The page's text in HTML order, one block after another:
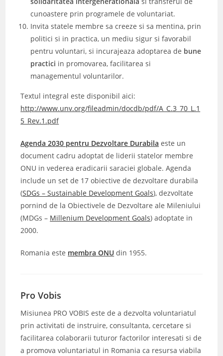
cunoastere prin programele de voluntariat.
Invita statele membre sa creeze si sa mentina, prin
politici si in practica, un mediu sigur si favorabil
pentru voluntari, si incurajeaza adoptarea de bune
practici in promovarea, facilitarea si
managementul voluntarilor.
Textul integral este disponibil aici:
http://www.unv.org/fileadmin/docdb/pdf/A_C.3_70_L.1
5_Rev.1.pdf
Agenda 2030 pentru Dezvoltare Durabila este un
document cadru adoptat de liderii statelor membre
ONU in vederea eradicarii saraciei globale. Agenda
include un set de 17 obiective de dezvoltare durabila
(SDGs – Sustainable Development Goals), dezvoltate
pornind de la Obiectivele de Dezvoltare ale Mileniului
(MDGs – Millenium Development Goals) adoptate in
2000.
Romania este membra ONU din 1955.
Pro Vobis
Misiunea PRO VOBIS este de a dezvolta voluntariatul
prin activitati de instruire, consultanta, cercetare si
facilitarea colaborarii tuturor factorilor interesati si de
a promova voluntariatul in Romania ca resursa viabila